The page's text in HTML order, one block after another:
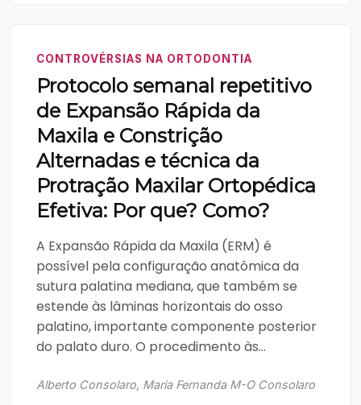
CONTROVÉRSIAS NA ORTODONTIA
Protocolo semanal repetitivo
de Expansão Rápida da
Maxila e Constrição
Alternadas e técnica da
Protração Maxilar Ortopédica
Efetiva: Por que? Como?
A Expansão Rápida da Maxila (ERM) é
possível pela configuração anatômica da
sutura palatina mediana, que também se
estende às lâminas horizontais do osso
palatino, importante componente posterior
do palato duro. O procedimento às...
Alberto Consolaro, Maria Fernanda M-O Consolaro